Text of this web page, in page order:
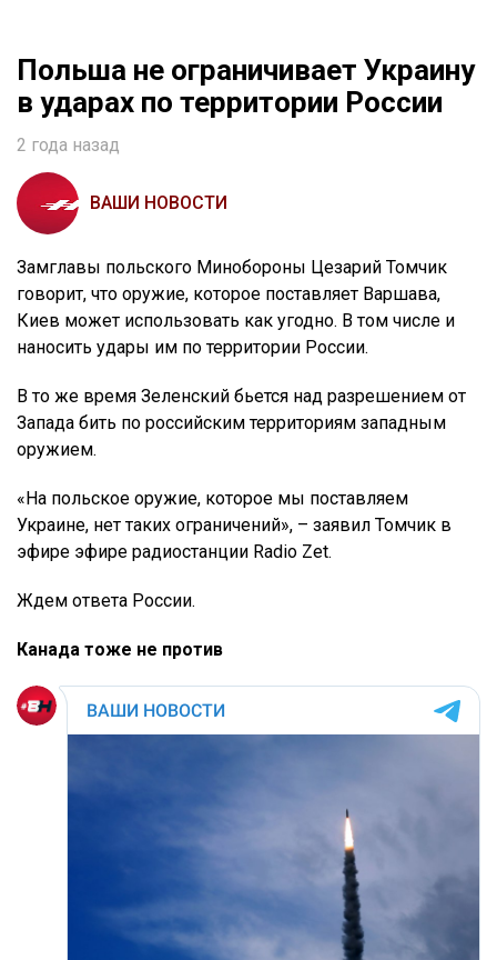
Польша не ограничивает Украину
в ударах по территории России
2 года назад
ВАШИ НОВОСТИ
Замглавы польского Минобороны Цезарий Томчик
говорит, что оружие, которое поставляет Варшава,
Киев может использовать как угодно. В том числе и
наносить удары им по территории России.
В то же время Зеленский бьется над разрешением от
Запада бить по российским территориям западным
оружием.
«На польское оружие, которое мы поставляем
Украине, нет таких ограничений», – заявил Томчик в
эфире эфире радиостанции Radio Zet.
Ждем ответа России.
Канада тоже не против